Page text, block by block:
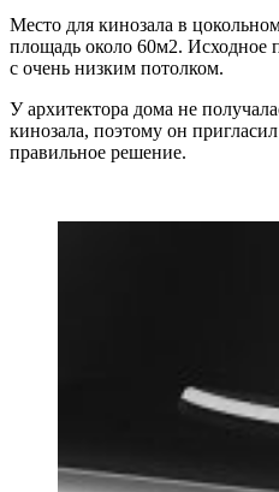
Место для кинозала в
площадь около 60м2.
с очень низким потолком.
У архитектора дома не
кинозала, поэтому он
правильное решение.